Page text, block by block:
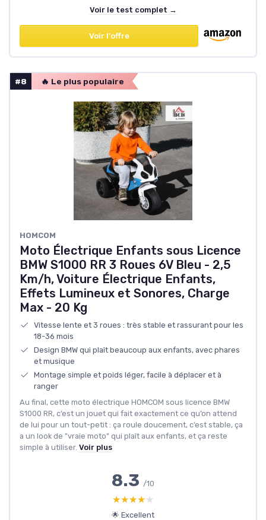
Voir le test complet →
Voir l'offre
#8 🔥 Le plus populaire
HOMCOM
Moto Électrique Enfants sous Licence
BMW S1000 RR 3 Roues 6V Bleu - 2,5
Km/h, Voiture Électrique Enfants,
Effets Lumineux et Sonores, Charge
Max - 20 Kg
Vitesse lente et 3 roues : très stable et rassurant pour les
18-36 mois
Design BMW qui plaît beaucoup aux enfants, avec phares
et musique
Montage simple et poids léger, facile à déplacer et à
ranger
Au final, cette moto électrique HOMCOM sous licence BMW
S1000 RR, c’est un jouet qui fait exactement ce qu’on attend
de lui pour un tout-petit : ça roule doucement, c’est stable, ça
a un look de "vraie moto" qui plaît aux enfants, et ça reste
simple à utiliser. Voir plus
8.3 /10
★★★★★
★★★★★
🌟 Excellent